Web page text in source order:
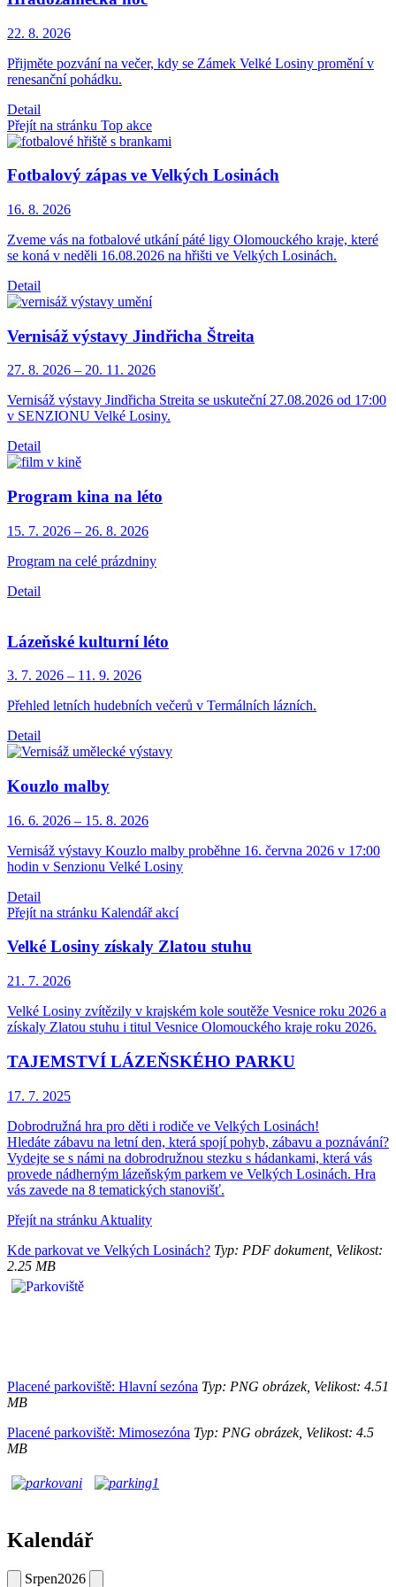
22. 8. 2026
Přijměte pozvání na večer, kdy se Zámek Velké Losiny promění v
renesanční pohádku.
Detail
Přejít na stránku Top akce
Fotbalový zápas ve Velkých Losinách
16. 8. 2026
Zveme vás na fotbalové utkání páté ligy Olomouckého kraje, které
se koná v neděli 16.08.2026 na hřišti ve Velkých Losinách.
Detail
Vernisáž výstavy Jindřicha Štreita
27. 8. 2026 – 20. 11. 2026
Vernisáž výstavy Jindřicha Streita se uskuteční 27.08.2026 od 17:00
v SENZIONU Velké Losiny.
Detail
Program kina na léto
15. 7. 2026 – 26. 8. 2026
Program na celé prázdniny
Detail
Lázeňské kulturní léto
3. 7. 2026 – 11. 9. 2026
Přehled letních hudebních večerů v Termálních lázních.
Detail
Kouzlo malby
16. 6. 2026 – 15. 8. 2026
Vernisáž výstavy Kouzlo malby proběhne 16. června 2026 v 17:00
hodin v Senzionu Velké Losiny
Detail
Přejít na stránku Kalendář akcí
Velké Losiny získaly Zlatou stuhu
21. 7. 2026
Velké Losiny zvítězily v krajském kole soutěže Vesnice roku 2026 a
získaly Zlatou stuhu i titul Vesnice Olomouckého kraje roku 2026.
TAJEMSTVÍ LÁZEŇSKÉHO PARKU
17. 7. 2025
Dobrodružná hra pro děti i rodiče ve Velkých Losinách!
Hledáte zábavu na letní den, která spojí pohyb, zábavu a poznávání?
Vydejte se s námi na dobrodružnou stezku s hádankami, která vás
provede nádherným lázeňským parkem ve Velkých Losinách. Hra
vás zavede na 8 tematických stanovišť.
Přejít na stránku Aktuality
Kde parkovat ve Velkých Losinách? Typ: PDF dokument, Velikost:
2.25 MB
Placené parkoviště: Hlavní sezóna Typ: PNG obrázek, Velikost: 4.51
MB
Placené parkoviště: Mimosezóna Typ: PNG obrázek, Velikost: 4.5
MB
Kalendář
Srpen2026